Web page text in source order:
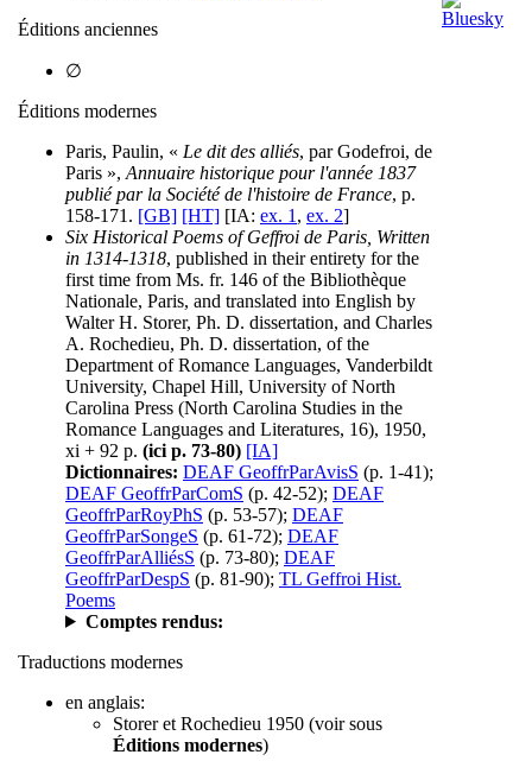
Éditions anciennes
∅
Éditions modernes
Paris, Paulin, « Le dit des alliés, par Godefroi, de
Paris », Annuaire historique pour l'année 1837
publié par la Société de l'histoire de France, p.
158-171. [GB] [HT] [IA: ex. 1 , ex. 2]
Six Historical Poems of Geffroi de Paris, Written
in 1314-1318, published in their entirety for the
first time from Ms. fr. 146 of the Bibliothèque
Nationale, Paris, and translated into English by
Walter H. Storer, Ph. D. dissertation, and Charles
A. Rochedieu, Ph. D. dissertation, of the
Department of Romance Languages, Vanderbildt
University, Chapel Hill, University of North
Carolina Press (North Carolina Studies in the
Romance Languages and Literatures, 16), 1950,
xi + 92 p. (ici p. 73-80) [IA]
Dictionnaires: DEAF GeoffrParAvisS (p. 1-41);
DEAF GeoffrParComS (p. 42-52); DEAF
GeoffrParRoyPhS (p. 53-57); DEAF
GeoffrParSongeS (p. 61-72); DEAF
GeoffrParAlliésS (p. 73-80); DEAF
GeoffrParDespS (p. 81-90); TL Geffroi Hist.
Poems
Comptes rendus:
Traductions modernes
en anglais:
Storer et Rochedieu 1950 (voir sous
Éditions modernes)